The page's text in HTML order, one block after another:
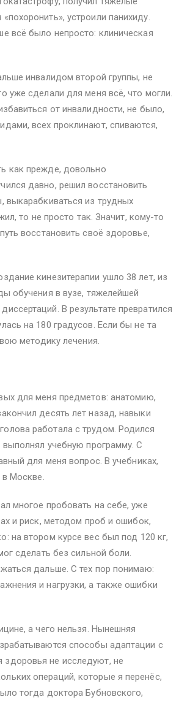
устроили панихиду.
всё было непросто: клиническая
инвалидом второй группы, не
уже сделали для меня всё, что могли.
от инвалидности, не было,
всех проклинают, спиваются,
как прежде, довольно
давно, решил восстановить
выкарабкиваться из трудных
то не просто так. Значит, кому-то
восстановить своё здоровье,
кинезитерапии ушло 38 лет, из
обучения в вузе, тяжелейшей
В результате превратился
на 180 градусов. Если бы не та
методику лечения.
для меня предметов: анатомию,
десять лет назад, навыки
работала с трудом. Родился
учебную программу. С
для меня вопрос. В учебниках,
Москве.
многое пробовать на себе, уже
и риск, методом проб и ошибок,
на втором курсе вес был под 120 кг,
сделать без сильной боли.
дальше. С тех пор понимаю:
и нагрузки, а также ошибки
а чего нельзя. Нынешняя
способы адаптации с
здоровья не исследуют, не
операций, которые я перенёс,
тогда доктора Бубновского,